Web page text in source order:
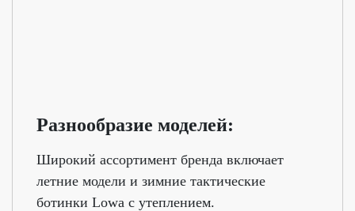
Разнообразие моделей:
Широкий ассортимент бренда включает
летние модели и зимние тактические
ботинки Lowa с утеплением.